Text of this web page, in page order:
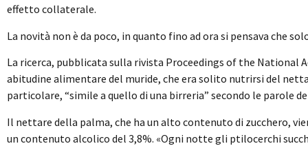
effetto collaterale.
La novità non è da poco, in quanto fino ad ora si pensava che
La ricerca, pubblicata sulla rivista Proceedings of the National
abitudine alimentare del muride, che era solito nutrirsi del
particolare, “simile a quello di una birreria” secondo le parole
Il nettare della palma, che ha un alto contenuto di zucchero,
un contenuto alcolico del 3,8%. «Ogni notte gli ptilocerchi